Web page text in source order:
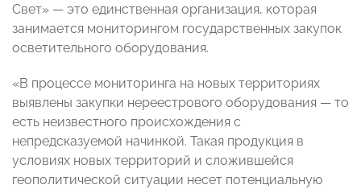
Свет» — это единственная организация, которая
занимается мониторингом государственных закупок
осветительного оборудования.
«В процессе мониторинга на новых территориях
выявлены закупки нереестрового оборудования — то
есть неизвестного происхождения с
непредсказуемой начинкой. Такая продукция в
условиях новых территорий и сложившейся
геополитической ситуации несет потенциальную